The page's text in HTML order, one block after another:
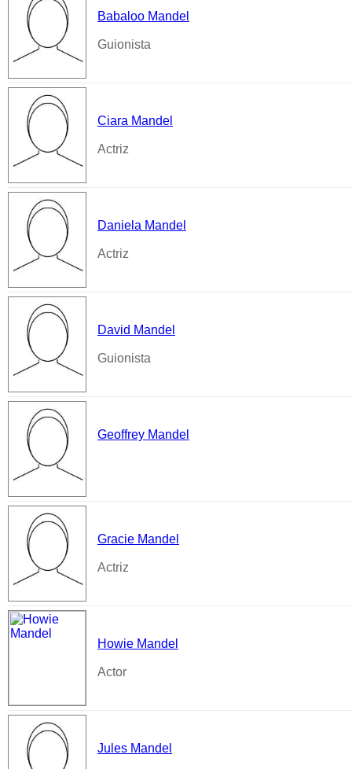
Babaloo Mandel
Guionista
Ciara Mandel
Actriz
Daniela Mandel
Actriz
David Mandel
Guionista
Geoffrey Mandel
Gracie Mandel
Actriz
Howie Mandel
Actor
Jules Mandel